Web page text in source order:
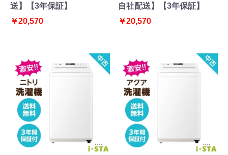
送】【3年保証】
￥20,570
自社配送】【3年保証】
￥20,570